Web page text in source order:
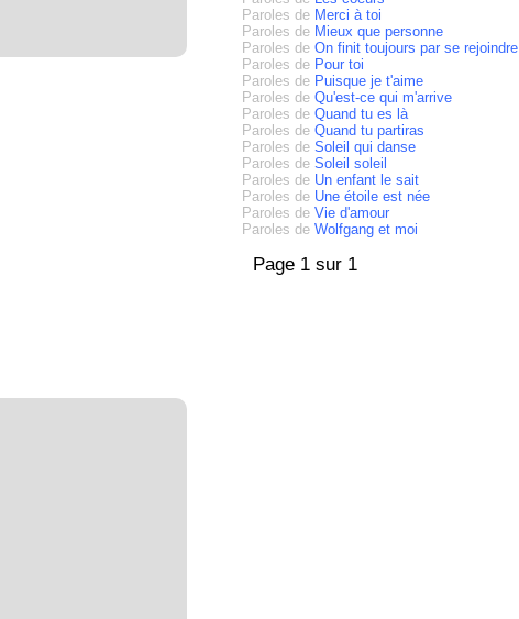
Paroles de Merci à toi
Paroles de Mieux que personne
Paroles de On finit toujours par se rejoindre
Paroles de Pour toi
Paroles de Puisque je t'aime
Paroles de Qu'est-ce qui m'arrive
Paroles de Quand tu es là
Paroles de Quand tu partiras
Paroles de Soleil qui danse
Paroles de Soleil soleil
Paroles de Un enfant le sait
Paroles de Une étoile est née
Paroles de Vie d'amour
Paroles de Wolfgang et moi
Page 1 sur 1